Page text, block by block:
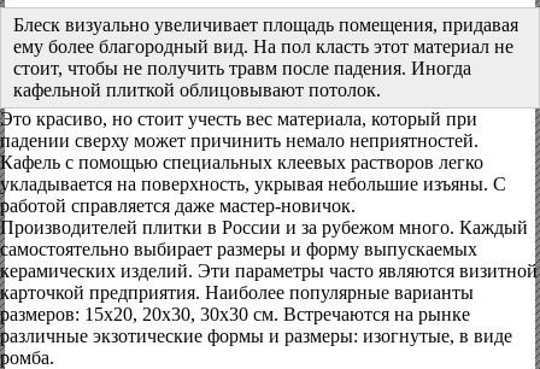
Блеск визуально увеличивает площадь помещения, придавая
ему более благородный вид. На пол класть этот материал не
стоит, чтобы не получить травм после падения. Иногда
кафельной плиткой облицовывают потолок.
Это красиво, но стоит учесть вес материала, который при
падении сверху может причинить немало неприятностей.
Кафель с помощью специальных клеевых растворов легко
укладывается на поверхность, укрывая небольшие изъяны. С
работой справляется даже мастер-новичок.
Производителей плитки в России и за рубежом много. Каждый
самостоятельно выбирает размеры и форму выпускаемых
керамических изделий. Эти параметры часто являются визитной
карточкой предприятия. Наиболее популярные варианты
размеров: 15х20, 20х30, 30х30 см. Встречаются на рынке
различные экзотические формы и размеры: изогнутые, в виде
ромба.